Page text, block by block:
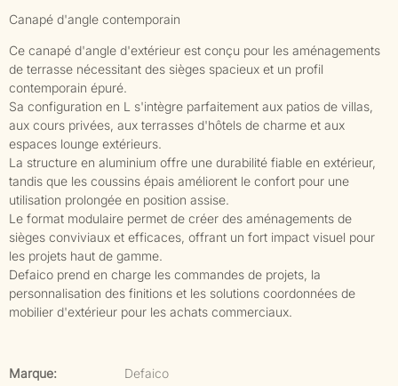
Canapé d'angle contemporain
Ce canapé d'angle d'extérieur est conçu pour les aménagements
de terrasse nécessitant des sièges spacieux et un profil
contemporain épuré.
Sa configuration en L s'intègre parfaitement aux patios de villas,
aux cours privées, aux terrasses d'hôtels de charme et aux
espaces lounge extérieurs.
La structure en aluminium offre une durabilité fiable en extérieur,
tandis que les coussins épais améliorent le confort pour une
utilisation prolongée en position assise.
Le format modulaire permet de créer des aménagements de
sièges conviviaux et efficaces, offrant un fort impact visuel pour
les projets haut de gamme.
Defaico prend en charge les commandes de projets, la
personnalisation des finitions et les solutions coordonnées de
mobilier d'extérieur pour les achats commerciaux.
Marque:
Defaico